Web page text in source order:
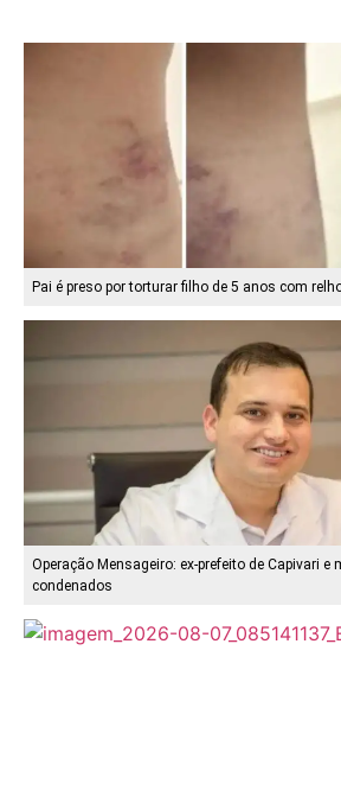
Pai é preso por torturar filho de 5 anos com
Operação Mensageiro: ex-prefeito de Capivari e
condenados